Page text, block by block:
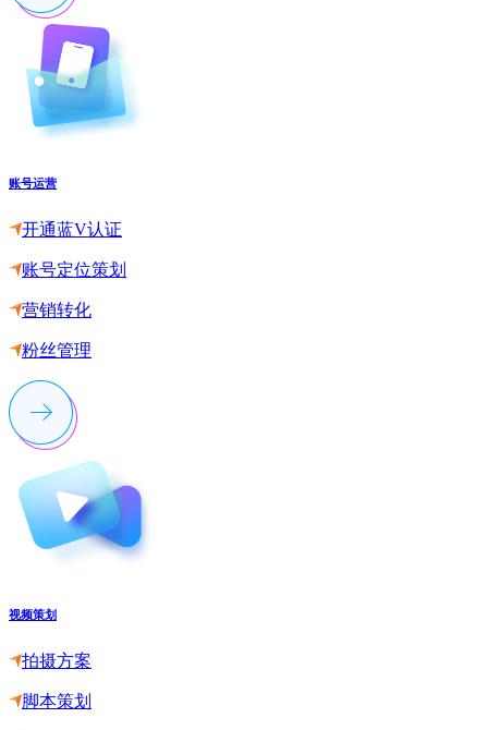
账号运营
开通蓝V认证
账号定位策划
营销转化
粉丝管理
视频策划
拍摄方案
脚本策划